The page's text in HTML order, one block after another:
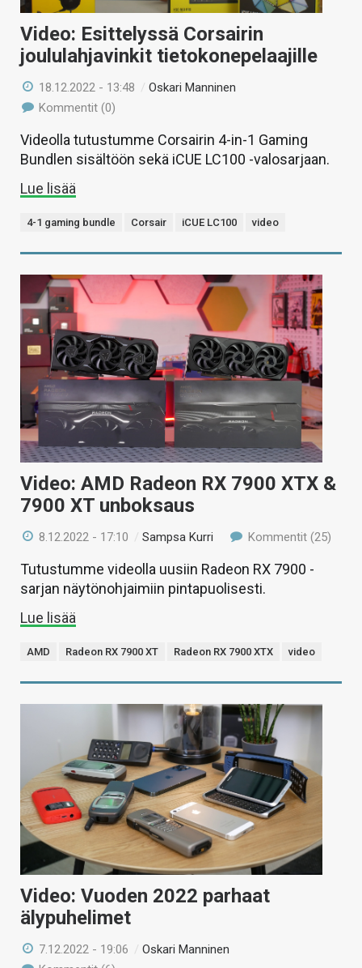
Video: Esittelyssä Corsairin
joululahjavinkit tietokonepelaajille
18.12.2022 - 13:48 /Oskari Manninen
Kommentit (0)
Videolla tutustumme Corsairin 4-in-1 Gaming
Bundlen sisältöön sekä iCUE LC100 -valosarjaan.
Lue lisää
4-1 gaming bundle Corsair iCUE LC100 video
Video: AMD Radeon RX 7900 XTX &
7900 XT unboksaus
8.12.2022 - 17:10 /Sampsa Kurri Kommentit (25)
Tutustumme videolla uusiin Radeon RX 7900 -
sarjan näytönohjaimiin pintapuolisesti.
Lue lisää
AMD Radeon RX 7900 XT Radeon RX 7900 XTX video
Video: Vuoden 2022 parhaat
älypuhelimet
7.12.2022 - 19:06 /Oskari Manninen